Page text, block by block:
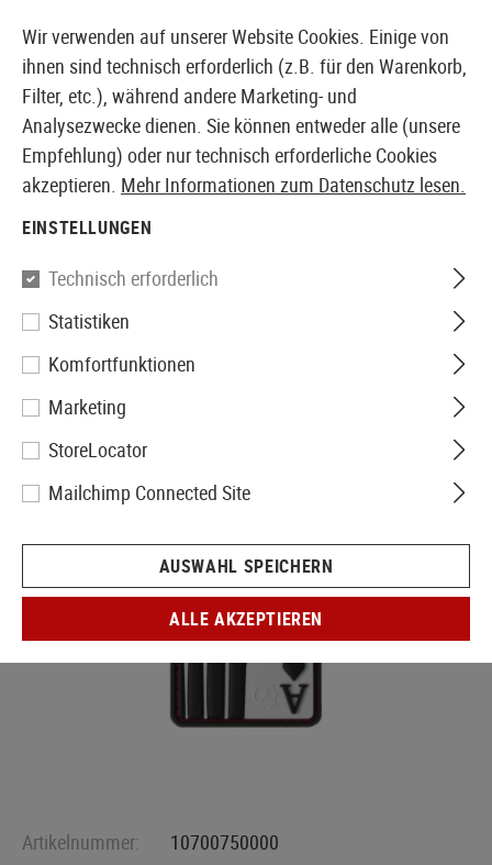
EUROPÄISCHER AIRSOFT SHOP & GROßHÄNDLER
JTG
Punisher Ace of Spades Rubber
Patch
Artikelnummer:
10700750000
Wir verwenden auf unserer Website Cookies. Einige von
ihnen sind technisch erforderlich (z.B. für den Warenkorb,
Filter, etc.), während andere Marketing- und
Analysezwecke dienen. Sie können entweder alle (unsere
Empfehlung) oder nur technisch erforderliche Cookies
akzeptieren. Mehr Informationen zum Datenschutz lesen.
EINSTELLUNGEN
Technisch erforderlich
Statistiken
Komfortfunktionen
Marketing
StoreLocator
Mailchimp Connected Site
AUSWAHL SPEICHERN
ALLE AKZEPTIEREN